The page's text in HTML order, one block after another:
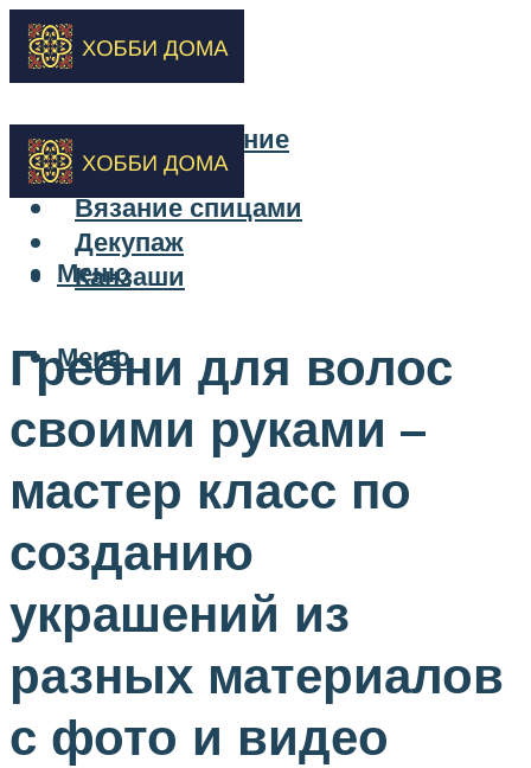
Бисероплетение
Вышивка
Вязание спицами
Декупаж
Канзаши
Меню
Меню
Гребни для волос
своими руками –
мастер класс по
созданию
украшений из
разных материалов
с фото и видео